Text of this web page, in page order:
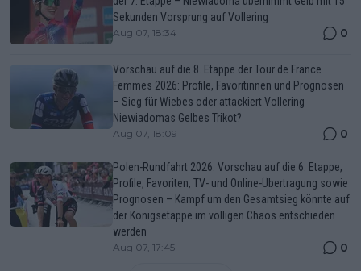
Sekunden Vorsprung auf Vollering
Aug 07, 18:34 0
Vorschau auf die 8. Etappe der Tour de France
Femmes 2026: Profile, Favoritinnen und Prognosen
– Sieg für Wiebes oder attackiert Vollering
Niewiadomas Gelbes Trikot?
Aug 07, 18:09 0
Polen-Rundfahrt 2026: Vorschau auf die 6. Etappe,
Profile, Favoriten, TV- und Online-Übertragung sowie
Prognosen – Kampf um den Gesamtsieg könnte auf
der Königsetappe im völligen Chaos entschieden
werden
Aug 07, 17:45 0